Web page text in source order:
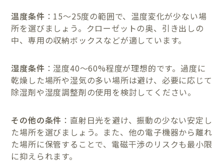
温度条件 ：15〜25度の範囲で、温度変化が少ない場
所を選びましょう。クローゼットの奥、引き出しの
中、専用の収納ボックスなどが適しています。
湿度条件 ：湿度40〜60%程度が理想的です。過度に
乾燥した場所や湿気の多い場所は避け、必要に応じて
除湿剤や湿度調整剤の使用を検討してください。
その他の条件 ：直射日光を避け、振動の少ない安定し
た場所を選びましょう。また、他の電子機器から離れ
た場所に保管することで、電磁干渉のリスクも最小限
に抑えられます。